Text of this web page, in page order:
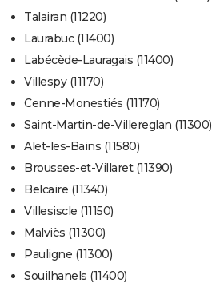
Talairan (11220)
Laurabuc (11400)
Labécède-Lauragais (11400)
Villespy (11170)
Cenne-Monestiés (11170)
Saint-Martin-de-Villereglan (11300)
Alet-les-Bains (11580)
Brousses-et-Villaret (11390)
Belcaire (11340)
Villesiscle (11150)
Malviès (11300)
Pauligne (11300)
Souilhanels (11400)